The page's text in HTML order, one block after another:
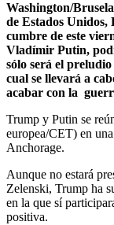
Washington/
de Estados
cumbre de este
Vladímir Putin,
sólo será el
cual se llevará a
acabar con la
Trump y Putin se
europea/CET) en
Anchorage.
Aunque no estará
Zelenski, Trump ha
en la que sí
positiva.